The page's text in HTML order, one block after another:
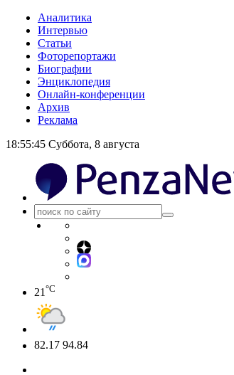
Аналитика
Интервью
Статьи
Фоторепортажи
Биографии
Энциклопедия
Онлайн-конференции
Архив
Реклама
18:55:45 Суббота, 8 августа
21 °C
82.17 94.84